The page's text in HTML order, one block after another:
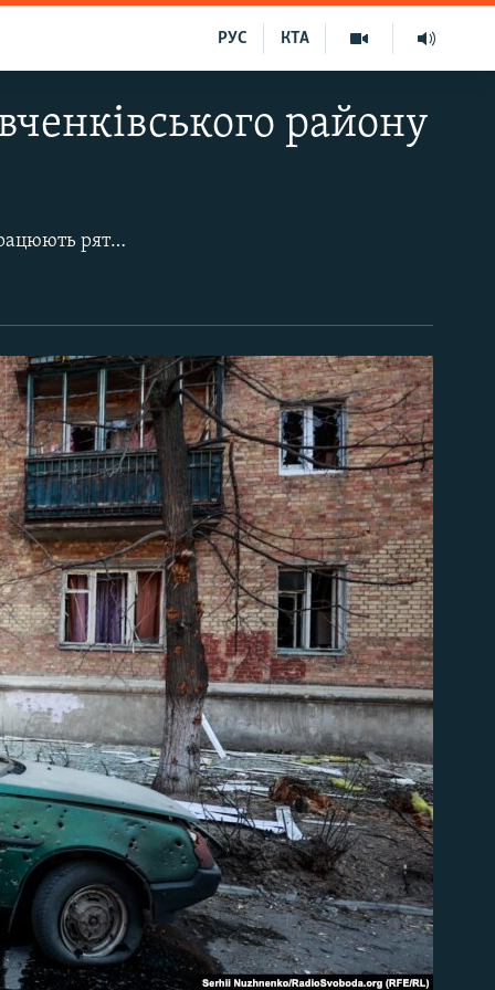
КТА
РУС
району
людей травмовані. Інформація про постраждалих та характер руйнувань уточнюється», – зазначили в КМДА.